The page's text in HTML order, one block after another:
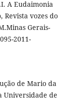
A Eudaimonia
vozes do
Gerais-
2011-
de Mario da
Universidade de